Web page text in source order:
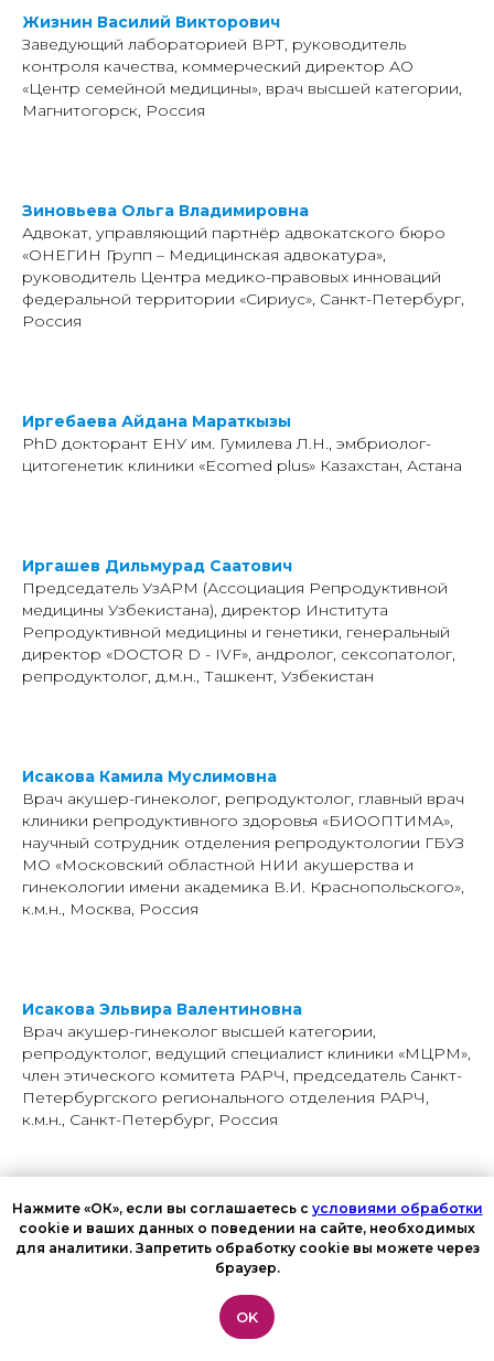
Жизнин Василий Викторович
Заведующий лабораторией ВРТ, руководитель
контроля качества, коммерческий директор АО
«Центр семейной медицины», врач высшей категории,
Магнитогорск, Россия
Зиновьева Ольга Владимировна
Адвокат, управляющий партнёр адвокатского бюро
«ОНЕГИН Групп – Медицинская адвокатура»,
руководитель Центра медико-правовых инноваций
федеральной территории «Сириус», Санкт-Петербург,
Россия
Иргебаева Айдана Мараткызы
PhD докторант ЕНУ им. Гумилева Л.Н., эмбриолог-
цитогенетик клиники «Ecomed plus» Казахстан, Астана
Иргашев Дильмурад Саатович
Председатель УзАРМ (Ассоциация Репродуктивной
медицины Узбекистана), директор Института
Репродуктивной медицины и генетики, генеральный
директор «DOCTOR D - IVF», андролог, сексопатолог,
репродуктолог, д.м.н., Ташкент, Узбекистан
Исакова Камила Муслимовна
Врач акушер-гинеколог, репродуктолог, главный врач
клиники репродуктивного здоровья «БИООПТИМА»,
научный сотрудник отделения репродуктологии ГБУЗ
МО «Московский областной НИИ акушерства и
гинекологии имени академика В.И. Краснопольского»,
к.м.н., Москва, Россия
Исакова Эльвира Валентиновна
Врач акушер-гинеколог высшей категории,
репродуктолог, ведущий специалист клиники «МЦРМ»,
член этического комитета РАРЧ, председатель Санкт-
Петербургского регионального отделения РАРЧ,
к.м.н., Санкт-Петербург, Россия
Ищук Мария Павловна
Врач акушер-гинеколог, аспирант 2 года ФГБУ
«Национальный медицинский исследовательский
В. И. Кулакова» Министерства здравоохранения
Российский Федерации, Москва, Россия
Нажмите «ОК», если вы соглашаетесь с условиями обработки
cookie и ваших данных о поведении на сайте, необходимых
для аналитики. Запретить обработку cookie вы можете через
браузер.
OK